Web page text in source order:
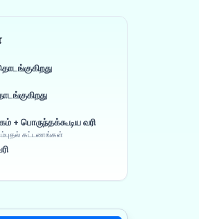
+ பொருந்தக்கூடிய வரி
கட்டணங்கள்